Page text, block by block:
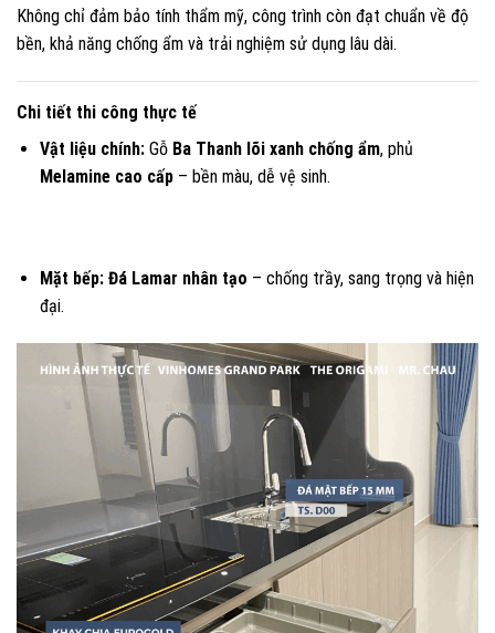
Không chỉ đảm bảo tính thẩm mỹ, công trình còn đạt chuẩn về độ
bền, khả năng chống ẩm và trải nghiệm sử dụng lâu dài.
Chi tiết thi công thực tế
Vật liệu chính:Gỗ Ba Thanh lõi xanh chống ẩm, phủ
Melamine cao cấp– bền màu, dễ vệ sinh.
Mặt bếp: Đá Lamar nhân tạo – chống trầy, sang trọng và hiện
đại.